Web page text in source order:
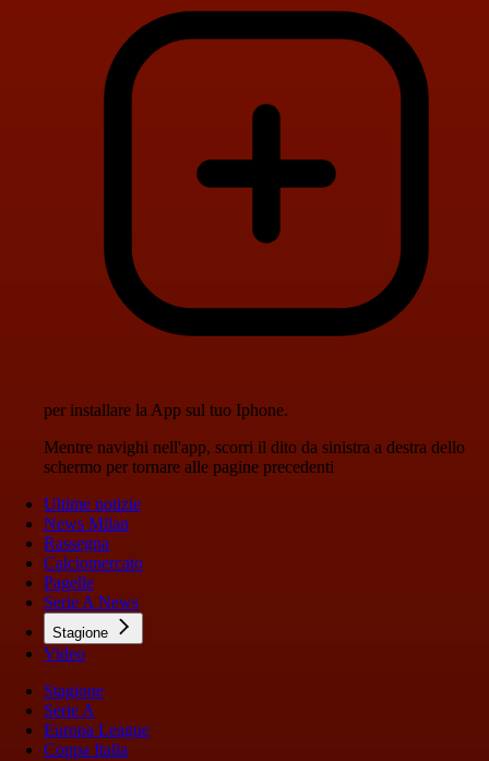
per installare la App sul tuo Iphone.
Mentre navighi nell'app, scorri il dito da sinistra a destra dello
schermo per tornare alle pagine precedenti
Ultime notizie
News Milan
Rassegna
Calciomercato
Pagelle
Serie A News
Stagione
Video
Stagione
Serie A
Europa League
Coppa Italia